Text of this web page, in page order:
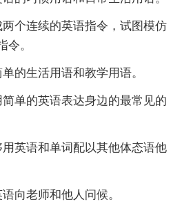
个连续的英语指令，试图模仿
令。
的生活用语和教学用语。
简单的英语表达身边的最常见的
用英语和单词配以其他体态语他
向老师和他人问候。